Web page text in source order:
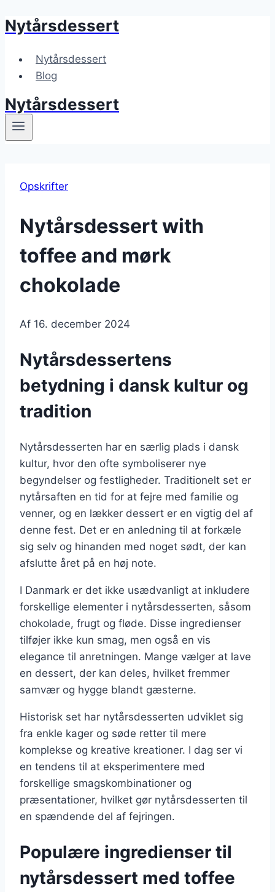
Fortsæt
indhold
Nytårsdessert
Nytårsdessert
Blog
Nytårsdessert
Opskrifter
Nytårsdessert with
toffee and mørk
chokolade
Af 16. december 2024
Nytårsdessertens
betydning i dansk kultur og
tradition
Nytårsdesserten har en særlig plads i dansk
kultur, hvor den ofte symboliserer nye
begyndelser og festligheder. Traditionelt set er
nytårsaften en tid for at fejre med familie og
venner, og en lækker dessert er en vigtig del af
denne fest. Det er en anledning til at forkæle
sig selv og hinanden med noget sødt, der kan
afslutte året på en høj note.
I Danmark er det ikke usædvanligt at inkludere
forskellige elementer i nytårsdesserten, såsom
chokolade, frugt og fløde. Disse ingredienser
tilføjer ikke kun smag, men også en vis
elegance til anretningen. Mange vælger at lave
en dessert, der kan deles, hvilket fremmer
samvær og hygge blandt gæsterne.
Historisk set har nytårsdesserten udviklet sig
fra enkle kager og søde retter til mere
komplekse og kreative kreationer. I dag ser vi
en tendens til at eksperimentere med
forskellige smagskombinationer og
præsentationer, hvilket gør nytårsdesserten til
en spændende del af fejringen.
Populære ingredienser til
nytårsdessert med toffee